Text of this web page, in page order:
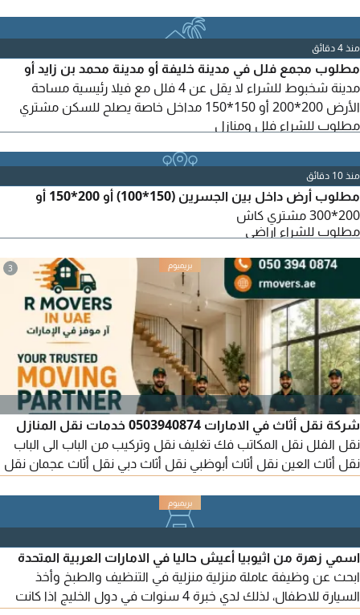
منذ 4 دقائق
مطلوب مجمع فلل في مدينة خليفة أو مدينة محمد بن زايد أو
مدينة شخبوط للشراء لا يقل عن 4 فلل مع فيلا رئيسية مساحة
الأرض 200*200 أو 150*150 مداخل خاصة يصلح للسكن مشتري
جاد كاش للتواصل
مطلوب للشراء فلل ومنازل
منذ 10 دقائق
مطلوب أرض داخل بين الجسرين (150*100) أو 200*150 أو
200*300 مشتري كاش
مطلوب للشراء اراضي
3
شركة نقل أثاث في الامارات 0503940874 خدمات نقل المنازل
نقل الفلل نقل المكاتب فك تغليف نقل وتركيب من الباب الى الباب
نقل أثاث العين نقل أثاث أبوظبي نقل أثاث دبي نقل أثاث عجمان نقل
العين نقل أثاث في أبوظبي نقل أثاث في الفجيرة نقل أثاث في عجمان
نقل أثاث في دبي نقل أثاث في الشارقة نقل أثاث في رأس الخيمة ش
اسمي زهرة من اثيوبيا أعيش حاليا في الامارات العربية المتحدة
ابحث عن وظيفة عاملة منزلية منزلية في التنظيف والطبخ وأخذ
السيارة للاطفال، لذلك لدي خبرة 4 سنوات في دول الخليج اذا كانت